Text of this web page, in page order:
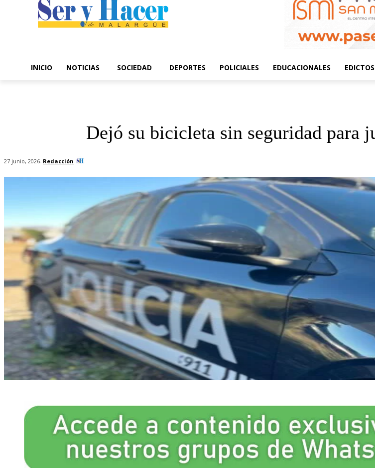
INICIO NOTICIAS SOCIEDAD DEPORTES POLICIALES EDUCACIONALES EDICTOS
Dejó su bicicleta sin seguridad para
27 junio, 2026- Redacción